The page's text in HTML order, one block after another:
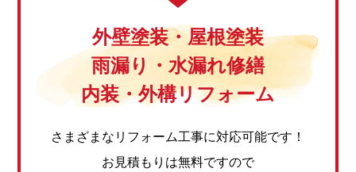
外壁塗装・屋根塗装
雨漏り・水漏れ修繕
内装・外構リフォーム
さまざまなリフォーム工事に対応可能です！
お見積もりは無料ですので